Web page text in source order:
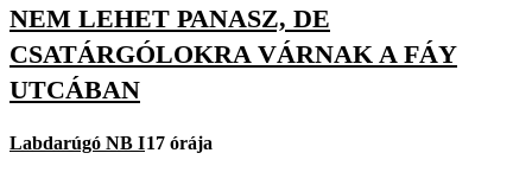
NEM LEHET PANASZ, DE
CSATÁRGÓLOKRA VÁRNAK A FÁY
UTCÁBAN
Labdarúgó NB I17 órája